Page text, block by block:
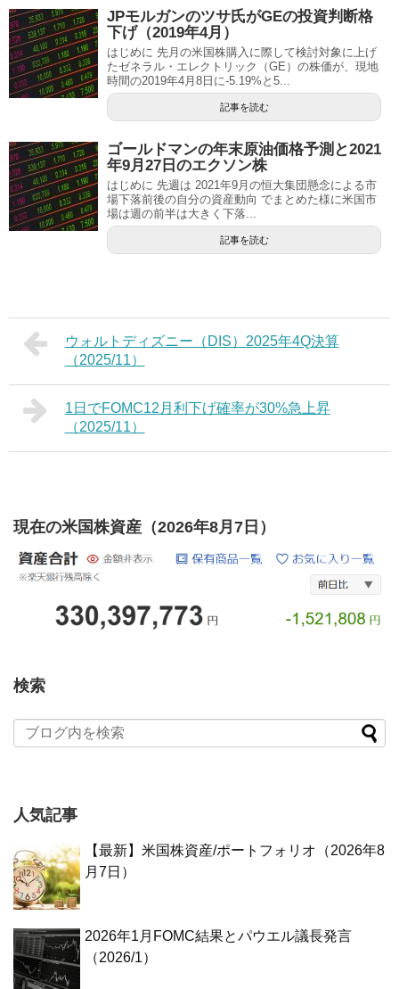
JPモルガンのツサ氏がGEの投資判断格
下げ（2019年4月）
はじめに 先月の米国株購入に際して検討対象に上げ
たゼネラル・エレクトリック（GE）の株価が、現地
時間の2019年4月8日に-5.19%と5...
記事を読む
ゴールドマンの年末原油価格予測と2021
年9月27日のエクソン株
はじめに 先週は 2021年9月の恒大集団懸念による市
場下落前後の自分の資産動向 でまとめた様に米国市
場は週の前半は大きく下落...
記事を読む
ウォルトディズニー（DIS）2025年4Q決算
（2025/11）
1日でFOMC12月利下げ確率が30%急上昇
（2025/11）
現在の米国株資産（2026年8月7日）
検索
人気記事
【最新】米国株資産/ポートフォリオ（2026年8
月7日）
2026年1月FOMC結果とパウエル議長発言
（2026/1）